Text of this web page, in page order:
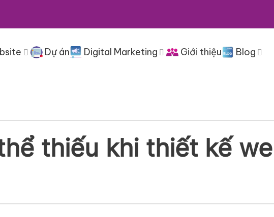
Dự án Digital Marketing Giới thiệu Blog
thiếu khi thiết kế